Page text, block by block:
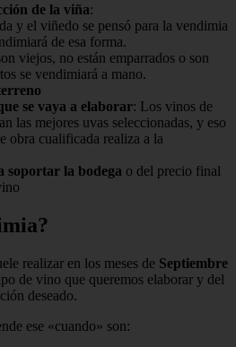
de la viña:
y el viñedo se pensó para la vendimia
de esa forma.
viejos, no están emparrados o son
se vendimiará a mano.
se vaya a elaborar: Los vinos de
las mejores uvas seleccionadas, y eso
obra cualificada realiza a la
soportar la bodega o del precio final
realizar en los meses de Septiembre
de vino que queremos elaborar y del
deseado.
ese «cuando» son: